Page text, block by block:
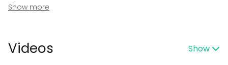
TV / Screen
Terrace
Sauna
Show more
Videos Show